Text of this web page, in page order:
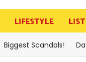
LIFESTYLE LIST
Biggest Scandals!